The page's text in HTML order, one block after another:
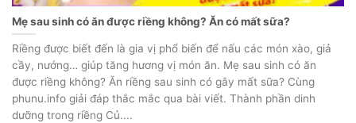
Mẹ sau sinh có ăn được riềng không? Ăn có mất sữa?
Riềng được biết đến là gia vị phổ biến để nấu các món xào, giả
cầy, nướng… giúp tăng hương vị món ăn. Mẹ sau sinh có ăn
được riềng không? Ăn riềng sau sinh có gây mất sữa? Cùng
phunu.info giải đáp thắc mắc qua bài viết. Thành phần dinh
dưỡng trong riềng Củ....